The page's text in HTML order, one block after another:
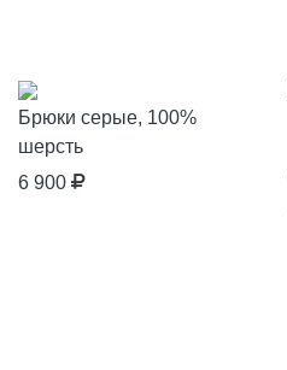
Брюки серые, 100%
шерсть
6 900